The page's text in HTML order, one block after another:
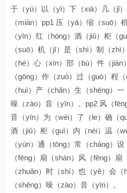
于（yú）以（yǐ）下（xià）几（jǐ
（miàn）pp1 压（yā）缩（suō）
（yīn）红（hóng）酒（jiǔ）柜（
（suō）机（jī）是（shì）制（zhì
（hé）心（xīn）部（bù）件（
（gōng）作（zuò）过（guò）程
（huì）产（chǎn）生（shēng）
噪（zào）音（yīn）。pp2 风（
音（yīn）为（wèi）了（le）确（
酒（jiǔ）柜（guì）内（nèi）温（
（yún）通（tōng）常（cháng）
（fēng）扇（shàn）风（fēng）
（zhuǎn）时（shí）也（yě）会
（shēng）噪（zào）音（yīn）。